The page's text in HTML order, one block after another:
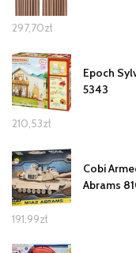
297,70zł
Epoch
5343
210,53zł
Cobi
Abrams
191,99zł